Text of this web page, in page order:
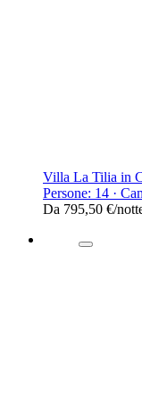
Villa La Tilia in
Persone: 14 ·
Da 795,50 €/